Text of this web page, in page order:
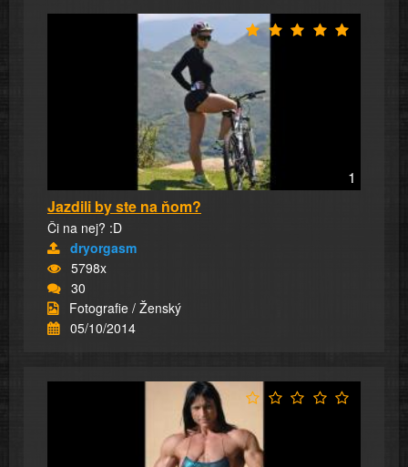
1
Jazdili by ste na ňom?
Či na nej? :D
dryorgasm
5798x
30
Fotografie / Ženský
05/10/2014